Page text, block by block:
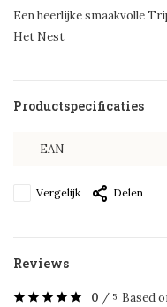
Een heerlijke smaakvolle
Het Nest
Productspecificaties
EAN
Vergelijk Delen
Reviews
0 / 5 Based